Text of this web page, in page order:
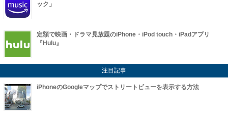
ック」
定額で映画・ドラマ見放題のiPhone・iPod touch・iPadアプリ
『Hulu』
注目記事
iPhoneのGoogleマップでストリートビューを表示する方法